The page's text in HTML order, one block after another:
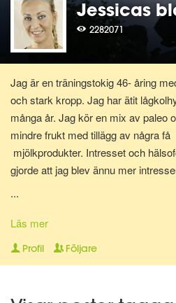
Jessicas
2282071
Jag är en träningstokig 46- åring
och stark kropp. Jag har ätit
många år. Jag kör en mix av paleo
mindre frukt med tillägg av några få
mjölkprodukter. Intresset och
gjorde att jag blev ännu mer
kostrådgivare via Anna Hallén
peppa dig på vägen till att nå ditt
viktnedgång, hålla vikten, må bättre,
...
Läs mer
Profil Följare